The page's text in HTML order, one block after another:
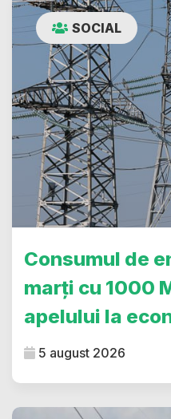
SOCIAL
Consumul de
marți cu 1000
apelului la
5 august 2026